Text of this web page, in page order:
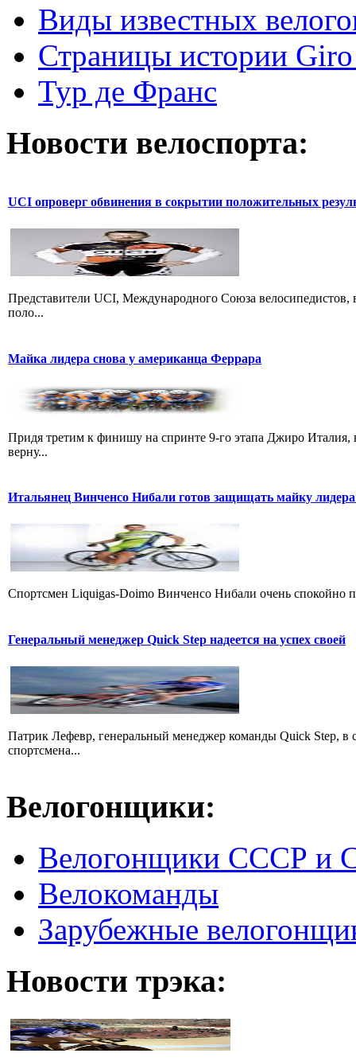
Виды известных
Страницы истории
Тур де Франс
Новости велоспорта:
UCI опроверг обвинения в сокрытии положительных
Представители UCI, Международного Союза
поло...
Майка лидера снова у американца Феррара
Придя третим к финишу на спринте 9-го этапа Джиро
верну...
Итальянец Винченсо Нибали готов защищать майку
Cпортсмен Liquigas-Doimo Винченсо Нибали очень спокойно
Генеральный менеджер Quick Step надеется на успех своей
Патрик Лефевр, генеральный менеджер команды Quick Step, в
спортсмена...
Велогонщики:
Велогонщики СССР и
Велокоманды
Зарубежные
Новости трэка: